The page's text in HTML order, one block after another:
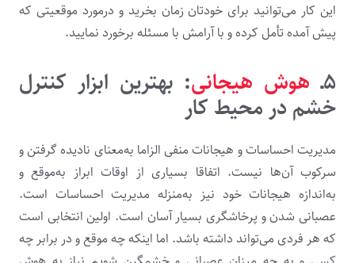
این کار می‌توانید برای خودتان زمان بخرید و درمورد موقعیتی که
پیش آمده تأمل کرده و با آرامش با مسئله برخورد نمایید.
۵ـ هوش هیجانی: بهترین ابزار کنترل
خشم در محیط کار
مدیریت احساسات و هیجانات منفی الزاما به‌معنای نادیده گرفتن و
سرکوب آن‌ها نیست. اتفاقا بسیاری از اوقات ابراز به‌موقع و
به‌اندازه هیجانات خود نیز به‌منزله مدیریت احساسات است.
عصبانی شدن و پرخاشگری بسیار آسان است. اولین انتخابی است
که هر فردی می‌تواند داشته باشد. اما اینکه چه موقع و در برابر چه